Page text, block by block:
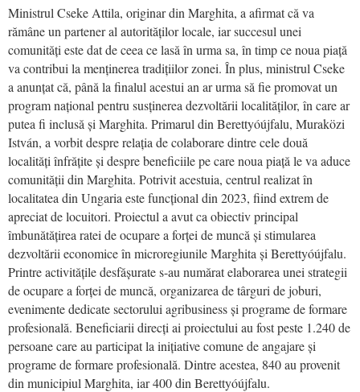
Ministrul Cseke Attila, originar din Marghita, a afirmat că va
rămâne un partener al autorităților locale, iar succesul unei
comunități este dat de ceea ce lasă în urma sa, în timp ce noua piață
va contribui la menținerea tradițiilor zonei. În plus, ministrul Cseke
a anunțat că, până la finalul acestui an ar urma să fie promovat un
program național pentru susținerea dezvoltării localităților, în care ar
putea fi inclusă și Marghita. Primarul din Berettyóújfalu, Muraközi
István, a vorbit despre relația de colaborare dintre cele două
localități înfrățite și despre beneficiile pe care noua piață le va aduce
comunității din Marghita. Potrivit acestuia, centrul realizat în
localitatea din Ungaria este funcțional din 2023, fiind extrem de
apreciat de locuitori. Proiectul a avut ca obiectiv principal
îmbunătățirea ratei de ocupare a forței de muncă și stimularea
dezvoltării economice în microregiunile Marghita și Berettyóújfalu.
Printre activitățile desfășurate s-au numărat elaborarea unei strategii
de ocupare a forței de muncă, organizarea de târguri de joburi,
evenimente dedicate sectorului agribusiness și programe de formare
profesională. Beneficiarii direcți ai proiectului au fost peste 1.240 de
persoane care au participat la inițiative comune de angajare și
programe de formare profesională. Dintre acestea, 840 au provenit
din municipiul Marghita, iar 400 din Berettyóújfalu.